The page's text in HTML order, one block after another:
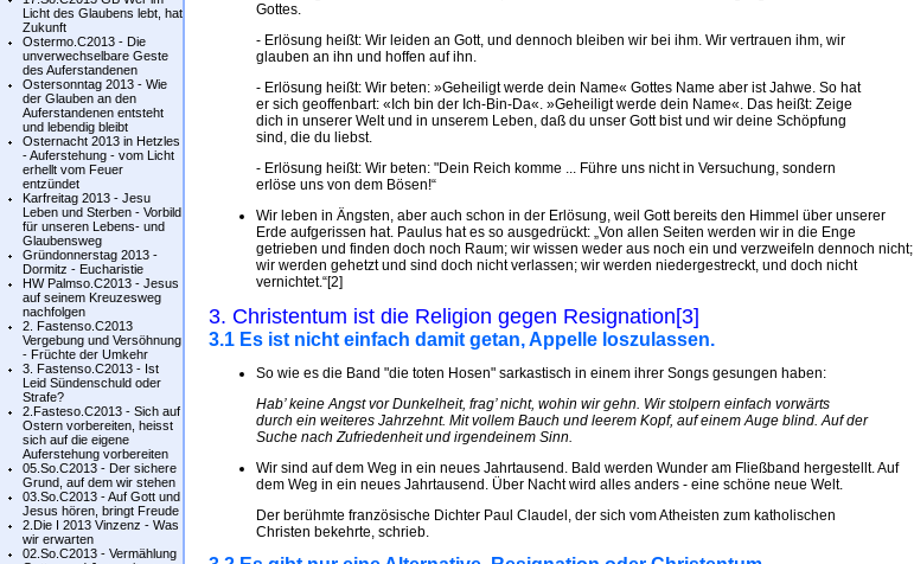
Licht des Glaubens lebt, hat
Zukunft
Ostermo.C2013 - Die
unverwechselbare Geste
des Auferstandenen
Ostersonntag 2013 - Wie
der Glauben an den
Auferstandenen entsteht
und lebendig bleibt
Osternacht 2013 in Hetzles
- Auferstehung - vom Licht
erhellt vom Feuer
entzündet
Karfreitag 2013 - Jesu
Leben und Sterben - Vorbild
für unseren Lebens- und
Glaubensweg
Gründonnerstag 2013 -
Dormitz - Eucharistie
HW Palmso.C2013 - Jesus
auf seinem Kreuzesweg
nachfolgen
2. Fastenso.C2013
Vergebung und Versöhnung
- Früchte der Umkehr
3. Fastenso.C2013 - Ist
Leid Sündenschuld oder
Strafe?
2.Fasteso.C2013 - Sich auf
Ostern vorbereiten, heisst
sich auf die eigene
Auferstehung vorbereiten
05.So.C2013 - Der sichere
Grund, auf dem wir stehen
03.So.C2013 - Auf Gott und
Jesus hören, bringt Freude
2.Die I 2013 Vinzenz - Was
wir erwarten
02.So.C2013 - Vermählung
Gottes.
- Erlösung heißt: Wir leiden an Gott, und dennoch bleiben wir bei ihm. Wir vertrauen ihm, wir
glauben an ihn und hoffen auf ihn.
- Erlösung heißt: Wir beten: »Geheiligt werde dein Name« Gottes Name aber ist Jahwe. So hat
er sich geoffenbart: «Ich bin der Ich-Bin-Da«. »Geheiligt werde dein Name«. Das heißt: Zeige
dich in unserer Welt und in unserem Leben, daß du unser Gott bist und wir deine Schöpfung
sind, die du liebst.
- Erlösung heißt: Wir beten: "Dein Reich komme ... Führe uns nicht in Versuchung, sondern
erlöse uns von dem Bösen!“
Wir leben in Ängsten, aber auch schon in der Erlösung, weil Gott bereits den Himmel über unserer
Erde aufgerissen hat. Paulus hat es so ausgedrückt: „Von allen Seiten werden wir in die Enge
getrieben und finden doch noch Raum; wir wissen weder aus noch ein und verzweifeln dennoch nicht;
wir werden gehetzt und sind doch nicht verlassen; wir werden niedergestreckt, und doch nicht
vernichtet.“[2]
3. Christentum ist die Religion gegen Resignation[3]
3.1 Es ist nicht einfach damit getan, Appelle loszulassen.
So wie es die Band "die toten Hosen" sarkastisch in einem ihrer Songs gesungen haben:
Hab’ keine Angst vor Dunkelheit, frag’ nicht, wohin wir gehn. Wir stolpern einfach vorwärts
durch ein weiteres Jahrzehnt. Mit vollem Bauch und leerem Kopf, auf einem Auge blind. Auf der
Suche nach Zufriedenheit und irgendeinem Sinn.
Wir sind auf dem Weg in ein neues Jahrtausend. Bald werden Wunder am Fließband hergestellt. Auf
dem Weg in ein neues Jahrtausend. Über Nacht wird alles anders - eine schöne neue Welt.
Der berühmte französische Dichter Paul Claudel, der sich vom Atheisten zum katholischen
Christen bekehrte, schrieb.